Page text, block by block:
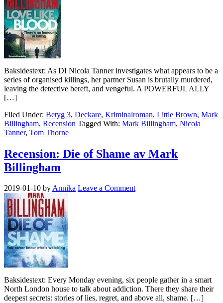
Baksidestext: As DI Nicola Tanner investigates what appears to be a
series of organised killings, her partner Susan is brutally murdered,
leaving the detective bereft, and vengeful. A POWERFUL ALLY
[…]
Filed Under: Betyg 3, Deckare, Kriminalroman, Little Brown, Mark
Billingham, Recension Tagged With: Mark Billingham, Nicola
Tanner, Tom Thorne
Recension: Die of Shame av Mark
Billingham
2019-01-10 byAnnika Leave a Comment
Baksidestext: Every Monday evening, six people gather in a smart
North London house to talk about addiction. There they share their
deepest secrets: stories of lies, regret, and above all, shame. […]